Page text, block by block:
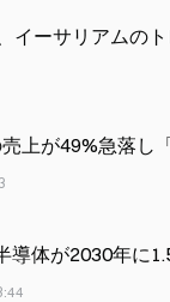
イーサリアムの
上が49%急落し
導体が2030年に